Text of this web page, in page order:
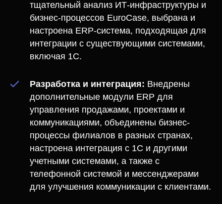
тщательный анализ ИТ-инфраструктуры и
бизнес-процессов EuroCase, выбрана и
настроена ERP-система, подходящая для
интеграции с существующими системами,
включая 1С.
Разработка и интеграция: Внедрены
дополнительные модули ERP для
управления продажами, проектами и
коммуникациями, объединены бизнес-
процессы филиалов в разных странах,
настроена интеграция с 1С и другими
учетными системами, а также с
телефонной системой и мессенджерами
для улучшения коммуникации с клиентами.